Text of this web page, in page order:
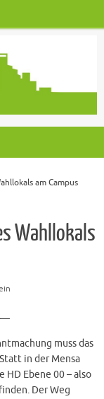
am Campus
Wahllokals
muss das
in der Mensa
HD Ebene 00 – also
Der Weg